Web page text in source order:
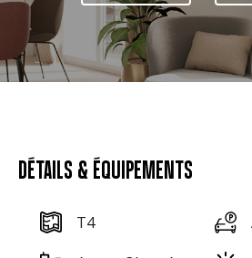
DÉTAILS & ÉQUIPEMENTS
T4